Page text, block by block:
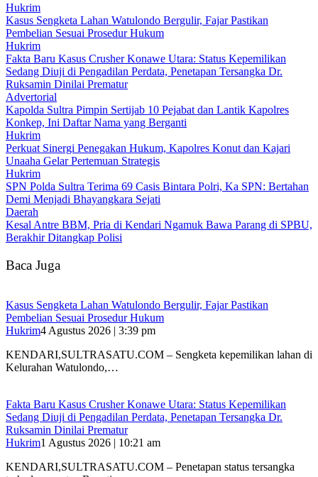
Hukrim
‎Kasus Sengketa Lahan Watulondo Bergulir, Fajar Pastikan
Pembelian Sesuai Prosedur Hukum
Hukrim
Fakta Baru Kasus Crusher Konawe Utara: Status Kepemilikan
Sedang Diuji di Pengadilan Perdata, Penetapan Tersangka Dr.
Ruksamin Dinilai Prematur
Advertorial
‎Kapolda Sultra Pimpin Sertijab 10 Pejabat dan Lantik Kapolres
Konkep, Ini Daftar Nama yang Berganti
Hukrim
‎Perkuat Sinergi Penegakan Hukum, Kapolres Konut dan Kajari
Unaaha Gelar Pertemuan Strategis
Hukrim
SPN Polda Sultra Terima 69 Casis Bintara Polri, Ka SPN: Bertahan
Demi Menjadi Bhayangkara Sejati
Daerah
Kesal Antre BBM, Pria di Kendari Ngamuk Bawa Parang di SPBU,
Berakhir Ditangkap Polisi
Baca Juga
‎Kasus Sengketa Lahan Watulondo Bergulir, Fajar Pastikan
Pembelian Sesuai Prosedur Hukum
Hukrim4 Agustus 2026 | 3:39 pm
KENDARI,SULTRASATU.COM – ‎Sengketa kepemilikan lahan di
Kelurahan Watulondo,…
Fakta Baru Kasus Crusher Konawe Utara: Status Kepemilikan
Sedang Diuji di Pengadilan Perdata, Penetapan Tersangka Dr.
Ruksamin Dinilai Prematur
Hukrim1 Agustus 2026 | 10:21 am
KENDARI,SULTRASATU.COM – Penetapan status tersangka